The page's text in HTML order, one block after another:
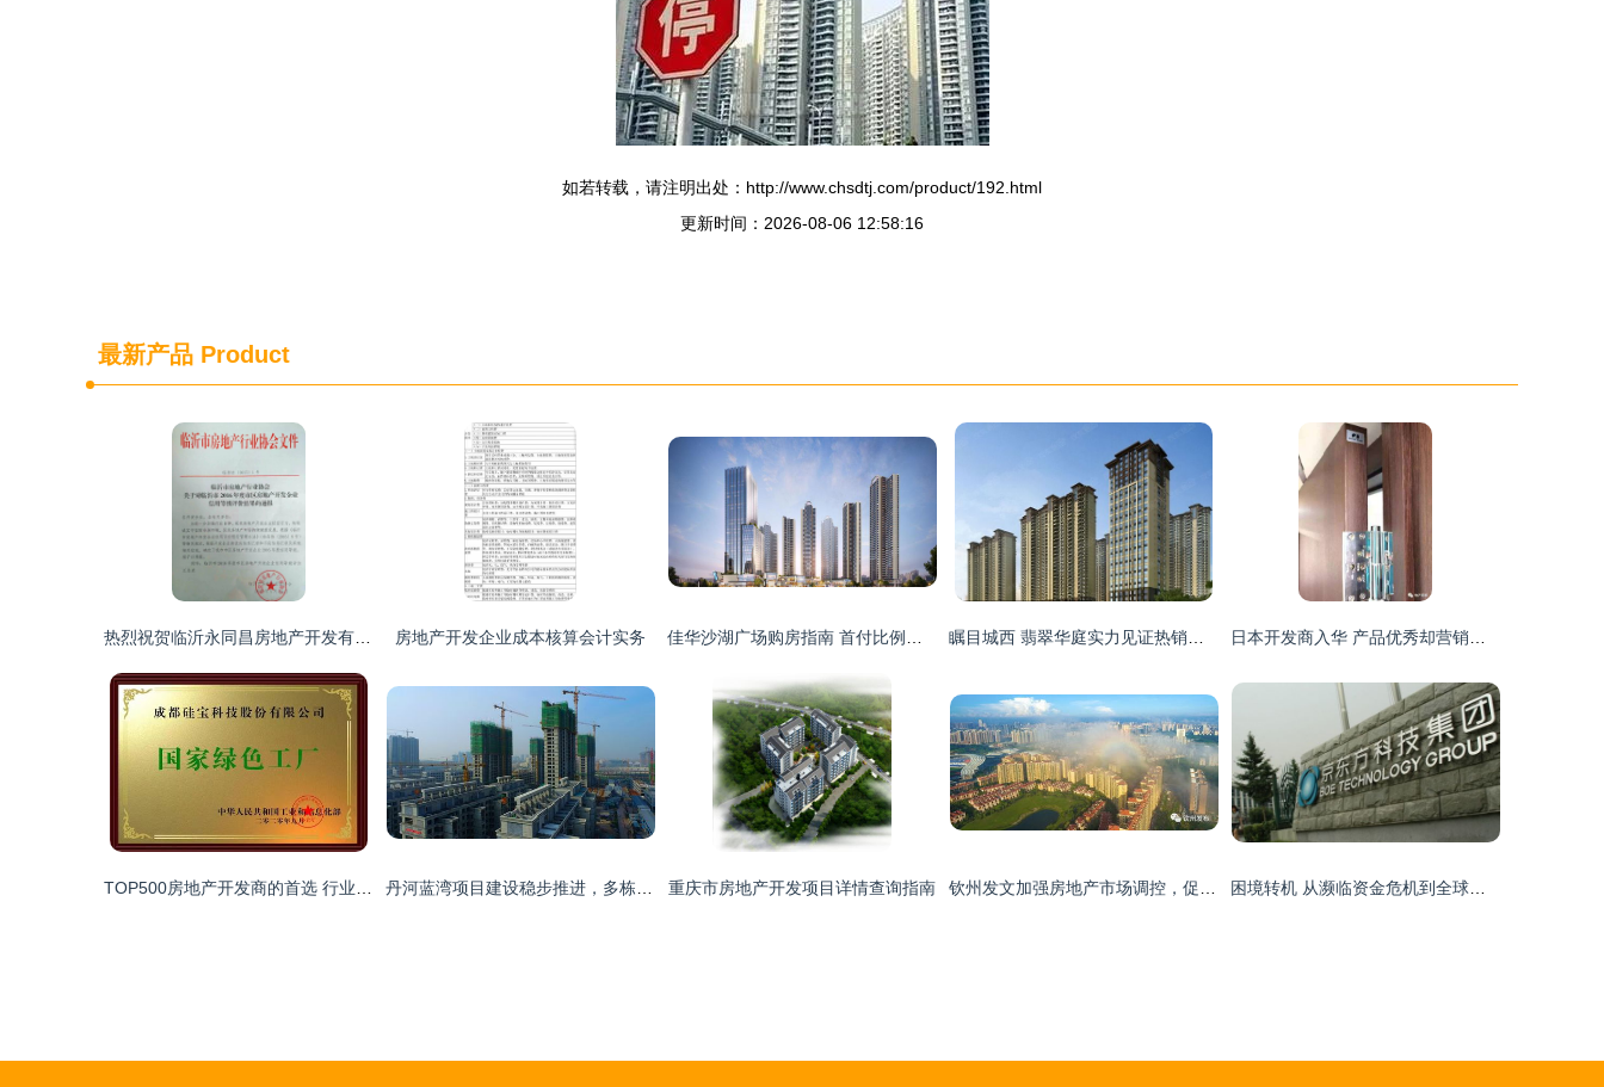
如若转载，请注明出处：http://www.chsdtj.com/product/192.html
更新时间：2026-08-06 12:58:16
最新产品 Product
房地产开发企业成本核算会计实务
重庆市房地产开发项目详情查询指南